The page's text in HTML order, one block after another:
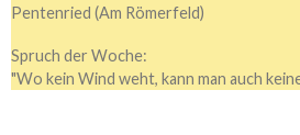
Pentenried (Am Römerfeld)
Spruch der Woche:
"Wo kein Wind weht, kann man auch